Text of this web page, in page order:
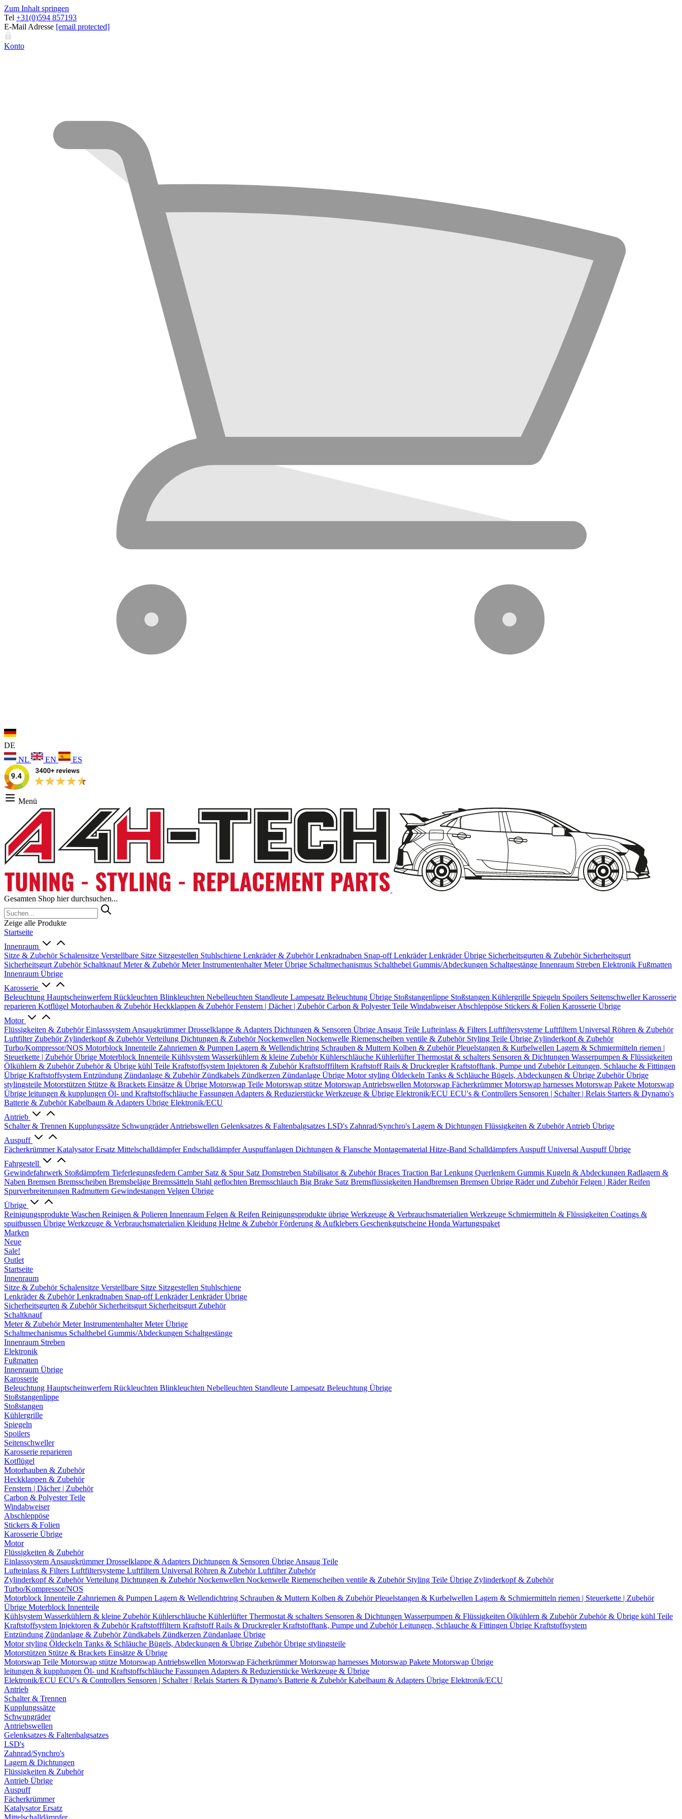
Zum Inhalt springen
Tel +31(0)594 857193
E-Mail Adresse [email protected]
Konto
DE
NL
EN ES
Menü
Gesamten Shop hier durchsuchen...
Zeige alle Produkte
Startseite
Innenraum
Sitze & Zubehör Schalensitze Verstellbare Sitze Sitzgestellen Stuhlschiene Lenkräder & ZubehörLenkradnaben Snap-offLenkräderLenkräder Übrige Sicherheitsgurten & Zubehör Sicherheitsgurt
Sicherheitsgurt Zubehör SchaltknaufMeter & ZubehörMeterInstrumentenhalterMeter Übrige Schaltmechanismus Schalthebel Gummis/Abdeckungen Schaltgestänge Innenraum Streben Elektronik Fußmatten
Innenraum Übrige
Karosserie
Beleuchtung Hauptscheinwerfern Rückleuchten Blinkleuchten Nebelleuchten Standleute Lampesatz Beleuchtung Übrige Stoßstangenlippe Stoßstangen Kühlergrille Spiegeln Spoilers SeitenschwellerKarosserie
reparieren Kotflügel Motorhauben & ZubehörHeckklappen & ZubehörFenstern | Dächer | ZubehörCarbon & Polyester Teile WindabweiserAbschleppöse Stickers & Folien Karosserie Übrige
Motor
Flüssigkeiten & ZubehörEinlasssystem AnsaugkrümmerDrosselklappe & Adapters Dichtungen & Sensoren Übrige Ansaug Teile Lufteinlass & Filters Luftfiltersysteme Luftfiltern Universal Röhren & Zubehör
Luftfilter Zubehör Zylinderkopf & ZubehörVerteilung Dichtungen & ZubehörNockenwellen Nockenwelle Riemenscheiben ventile & Zubehör Styling Teile Übrige Zylinderkopf & Zubehör
Turbo/Kompressor/NOS Motorblock Innenteile Zahnriemen & Pumpen Lagern & Wellendichtring Schrauben & Muttern Kolben & ZubehörPleuelstangen & Kurbelwellen Lagern & Schmiermitteln riemen |
Steuerkette | ZubehörÜbrige Moterblock Innenteile Kühlsystem Wasserkühlern & kleine ZubehörKühlerschläuche KühlerlüfterThermostat & schalters Sensoren & Dichtungen Wasserpumpen & Flüssigkeiten
Ölkühlern & Zubehör Zubehör & Übrige kühl Teile Kraftstoffsystem Injektoren & ZubehörKraftstofffiltern Kraftstoff Rails & DruckreglerKraftstofftank, Pumpe und ZubehörLeitungen, Schlauche & Fittingen
Übrige Kraftstoffsystem Entzündung Zündanlage & Zubehör Zündkabels Zündkerzen Zündanlage Übrige Motor styling Öldeckeln Tanks & Schläuche Bügels, Abdeckungen & Übrige ZubehörÜbrige
stylingsteile Motorstützen Stütze & Brackets Einsätze & Übrige Motorswap Teile Motorswap stütze Motorswap Antriebswellen Motorswap FächerkrümmerMotorswap harnesses Motorswap Pakete Motorswap
Übrige leitungen & kupplungen Öl- und Kraftstoffschläuche Fassungen Adapters & Reduzierstücke Werkzeuge & Übrige Elektronik/ECU ECU's & Controllers Sensoren | Schalter | Relais Starters & Dynamo's
Batterie & ZubehörKabelbaum & Adapters Übrige Elektronik/ECU
Antrieb
Schalter & Trennen Kupplungssätze SchwungräderAntriebswellen Gelenksatzes & Faltenbalgsatzes LSD's Zahnrad/Synchro's Lagern & Dichtungen Flüssigkeiten & ZubehörAntrieb Übrige
Auspuff
FächerkrümmerKatalysator Ersatz MittelschalldämpferEndschalldämpferAuspuffanlagen Dichtungen & Flansche Montagematerial Hitze-Band Schalldämpfers Auspuff Universal Auspuff Übrige
Fahrgestell
Gewindefahrwerk Stoßdämpfern Tieferlegungsfedern Camber Satz & Spur Satz Domstreben Stabilisator & ZubehörBraces Traction BarLenkung Querlenkern Gummis Kugeln & Abdeckungen Radlagern &
Naben Bremsen Bremsscheiben Bremsbeläge Bremssätteln Stahl geflochten Bremsschlauch Big Brake Satz Bremsflüssigkeiten Handbremsen Bremsen Übrige Räder und ZubehörFelgen | RäderReifen
Spurverbreiterungen Radmuttern Gewindestangen Velgen Übrige
Übrige
Reinigungsprodukte Waschen Reinigen & Polieren Innenraum Felgen & Reifen Reinigungsprodukte übrige Werkzeuge & Verbrauchsmaterialien Werkzeuge Schmiermitteln & Flüssigkeiten Coatings &
spuitbussen Übrige Werkzeuge & Verbrauchsmaterialien Kleidung Helme & ZubehörFörderung & Aufklebers Geschenkgutscheine Honda Wartungspaket
Marken
Neue
Sale!
Outlet
Startseite
Innenraum
Sitze & Zubehör Schalensitze Verstellbare Sitze Sitzgestellen Stuhlschiene
Lenkräder & ZubehörLenkradnaben Snap-offLenkräderLenkräder Übrige
Sicherheitsgurten & Zubehör Sicherheitsgurt Sicherheitsgurt Zubehör
Schaltknauf
Meter & ZubehörMeterInstrumentenhalterMeter Übrige
Schaltmechanismus Schalthebel Gummis/Abdeckungen Schaltgestänge
Innenraum Streben
Elektronik
Fußmatten
Innenraum Übrige
Karosserie
Beleuchtung Hauptscheinwerfern Rückleuchten Blinkleuchten Nebelleuchten Standleute Lampesatz Beleuchtung Übrige
Stoßstangenlippe
Stoßstangen
Kühlergrille
Spiegeln
Spoilers
Seitenschweller
Karosserie reparieren
Kotflügel
Motorhauben & Zubehör
Heckklappen & Zubehör
Fenstern | Dächer | Zubehör
Carbon & Polyester Teile
Windabweiser
Abschleppöse
Stickers & Folien
Karosserie Übrige
Motor
Flüssigkeiten & Zubehör
Einlasssystem AnsaugkrümmerDrosselklappe & Adapters Dichtungen & Sensoren Übrige Ansaug Teile
Lufteinlass & Filters Luftfiltersysteme Luftfiltern Universal Röhren & ZubehörLuftfilter Zubehör
Zylinderkopf & ZubehörVerteilung Dichtungen & ZubehörNockenwellen Nockenwelle Riemenscheiben ventile & Zubehör Styling Teile Übrige Zylinderkopf & Zubehör
Turbo/Kompressor/NOS
Motorblock Innenteile Zahnriemen & Pumpen Lagern & Wellendichtring Schrauben & Muttern Kolben & ZubehörPleuelstangen & Kurbelwellen Lagern & Schmiermitteln riemen | Steuerkette | Zubehör
Übrige Moterblock Innenteile
Kühlsystem Wasserkühlern & kleine ZubehörKühlerschläuche KühlerlüfterThermostat & schalters Sensoren & Dichtungen Wasserpumpen & Flüssigkeiten Ölkühlern & Zubehör Zubehör & Übrige kühl Teile
Kraftstoffsystem Injektoren & ZubehörKraftstofffiltern Kraftstoff Rails & DruckreglerKraftstofftank, Pumpe und ZubehörLeitungen, Schlauche & Fittingen Übrige Kraftstoffsystem
Entzündung Zündanlage & Zubehör Zündkabels Zündkerzen Zündanlage Übrige
Motor styling Öldeckeln Tanks & Schläuche Bügels, Abdeckungen & Übrige ZubehörÜbrige stylingsteile
Motorstützen Stütze & Brackets Einsätze & Übrige
Motorswap Teile Motorswap stütze Motorswap Antriebswellen Motorswap FächerkrümmerMotorswap harnesses Motorswap Pakete Motorswap Übrige
leitungen & kupplungen Öl- und Kraftstoffschläuche Fassungen Adapters & Reduzierstücke Werkzeuge & Übrige
Elektronik/ECU ECU's & Controllers Sensoren | Schalter | Relais Starters & Dynamo's Batterie & ZubehörKabelbaum & Adapters Übrige Elektronik/ECU
Antrieb
Schalter & Trennen
Kupplungssätze
Schwungräder
Antriebswellen
Gelenksatzes & Faltenbalgsatzes
LSD's
Zahnrad/Synchro's
Lagern & Dichtungen
Flüssigkeiten & Zubehör
Antrieb Übrige
Auspuff
Fächerkrümmer
Katalysator Ersatz
Mittelschalldämpfer